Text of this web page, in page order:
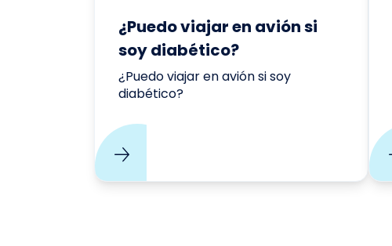
¿Puedo viajar en avión si
soy diabético?
¿Puedo viajar en avión si soy
diabético?